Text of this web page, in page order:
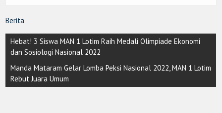
Berita
Post
navigation
Hebat! 3 Siswa MAN 1 Lotim Raih Medali Olimpiade Ekonomi
dan Sosiologi Nasional 2022
Manda Mataram Gelar Lomba Peksi Nasional 2022, MAN 1 Lotim
Rebut Juara Umum